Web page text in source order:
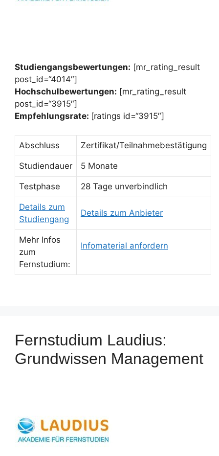
Studiengangsbewertungen: [mr_rating_result
post_id=“4014″]
Hochschulbewertungen: [mr_rating_result
post_id=“3915″]
Empfehlungsrate: [ratings id=“3915″]
Abschluss Zertifikat/Teilnahmebestätigung
Studiendauer 5 Monate
Testphase 28 Tage unverbindlich
Details zum
Studiengang
Details zum Anbieter
Mehr Infos
zum
Fernstudium:
Infomaterial anfordern
Fernstudium Laudius:
Grundwissen Management